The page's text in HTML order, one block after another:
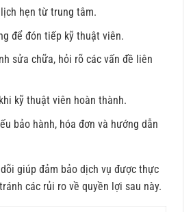
hẹn từ trung tâm.
để đón tiếp kỹ thuật viên.
sửa chữa, hỏi rõ các vấn đề liên
kỹ thuật viên hoàn thành.
bảo hành, hóa đơn và hướng dẫn
giúp đảm bảo dịch vụ được thực
các rủi ro về quyền lợi sau này.